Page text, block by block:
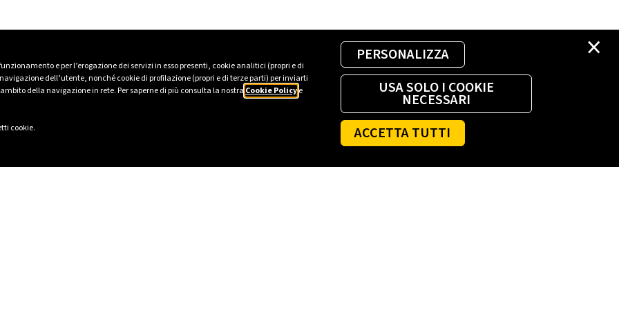
e per l’erogazione dei servizi in esso presenti, cookie analitici (propri e di
dell’utente, nonché cookie di profilazione (propri e di terze parti) per inviarti
della navigazione in rete. Per saperne di più consulta la nostra Cookie Policye
cookie.
×
PERSONALIZZA
USA SOLO I COOKIE
NECESSARI
ACCETTA TUTTI